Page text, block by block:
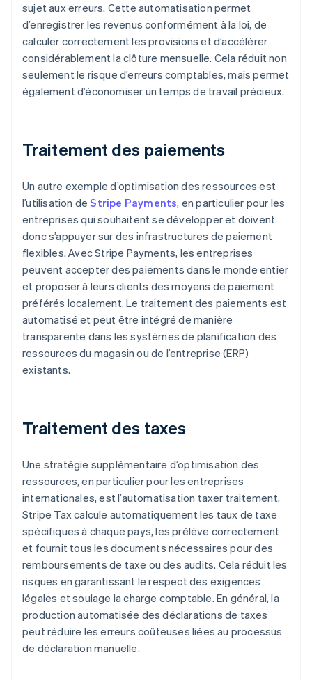
sujet aux erreurs. Cette automatisation permet
d’enregistrer les revenus conformément à la loi, de
calculer correctement les provisions et d’accélérer
considérablement la clôture mensuelle. Cela réduit non
seulement le risque d’erreurs comptables, mais permet
également d’économiser un temps de travail précieux.
Traitement des paiements
Un autre exemple d’optimisation des ressources est
l’utilisation deStripe Payments, en particulier pour les
entreprises qui souhaitent se développer et doivent
donc s’appuyer sur des infrastructures de paiement
flexibles. Avec Stripe Payments, les entreprises
peuvent accepter des paiements dans le monde entier
et proposer à leurs clients des moyens de paiement
préférés localement. Le traitement des paiements est
automatisé et peut être intégré de manière
transparente dans les systèmes de planification des
ressources du magasin ou de l’entreprise (ERP)
existants.
Traitement des taxes
Une stratégie supplémentaire d’optimisation des
ressources, en particulier pour les entreprises
internationales, est l’automatisation taxer traitement.
Stripe Tax calcule automatiquement les taux de taxe
spécifiques à chaque pays, les prélève correctement
et fournit tous les documents nécessaires pour des
remboursements de taxe ou des audits. Cela réduit les
risques en garantissant le respect des exigences
légales et soulage la charge comptable. En général, la
production automatisée des déclarations de taxes
peut réduire les erreurs coûteuses liées au processus
de déclaration manuelle.